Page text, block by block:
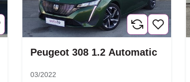
Peugeot 308 1.2 Automatic
03/2022